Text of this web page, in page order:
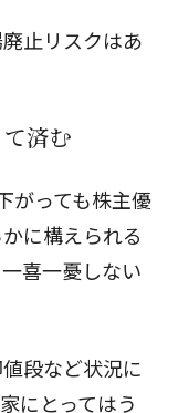
止リスクはあ
済む
がっても株主優
に構えられる
喜一憂しない
段など状況に
にとってはう